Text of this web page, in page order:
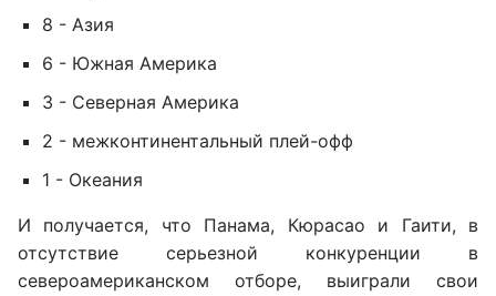
8 - Азия
6 - Южная Америка
3 - Северная Америка
2 - межконтинентальный плей-офф
1 - Океания
И получается, что Панама, Кюрасао и Гаити, в
отсутствие серьезной конкуренции в
североамериканском отборе, выиграли свои